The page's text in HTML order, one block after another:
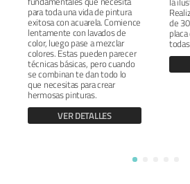
para toda una vida de pintura
exitosa con acuarela. Comience
lentamente con lavados de
color, luego pase a mezclar
colores. Estas pueden parecer
técnicas básicas, pero cuando
se combinan te dan todo lo
que necesitas para crear
hermosas pinturas.
VER DETALLES
de
4